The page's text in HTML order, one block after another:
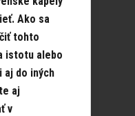
Ako sa
tohto
istotu alebo
aj do iných
aj
v